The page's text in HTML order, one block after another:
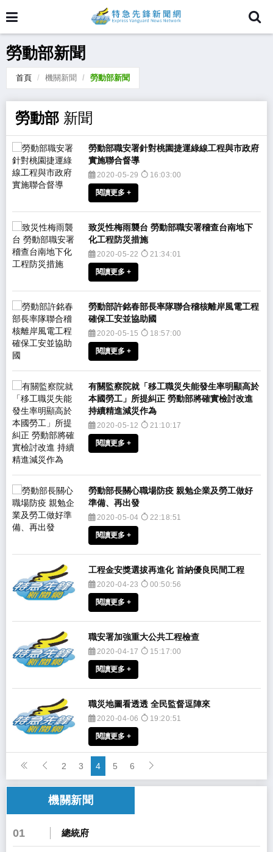
勞動部新聞
首頁 機關新聞 勞動部新聞
勞動部 新聞
​勞動部職安署針對桃園捷運綠線工程與市政府
實施聯合督導​
2020-05-29 16:03:00
閱讀更多 +
致災性梅雨襲台 勞動部職安署稽查台南地下
化工程防災措施
2020-05-22 21:34:01
閱讀更多 +
勞動部許銘春部長率隊聯合稽核離岸風電工程
確保工安並協助國
2020-05-15 18:57:00
閱讀更多 +
有關監察院就「移工職災失能發生率明顯高於
本國勞工」所提糾正 勞動部將確實檢討改進
持續精進減災作為
2020-05-12 21:10:17
閱讀更多 +
勞動部長關心職場防疫 親勉企業及勞工做好
準備、再出發
2020-05-04 22:18:51
閱讀更多 +
工程金安獎選拔再進化 首納優良民間工程
2020-04-23 00:50:56
閱讀更多 +
​職安署加強重大公共工程檢查
2020-04-17 15:17:00
閱讀更多 +
​職災地圖看透透 全民監督逗陣來
2020-04-06 19:20:51
閱讀更多 +
2 3 4 5 6
機關新聞
01 總統府